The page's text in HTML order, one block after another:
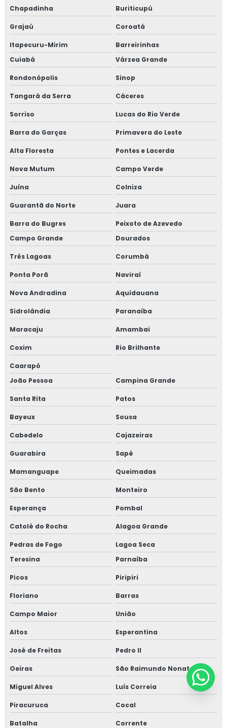
Chapadinha Buriticupú
Grajaú Coroatá
Itapecuru-Mirim
Barreirinhas
Cuiabá
Várzea Grande
Rondonópolis Sinop
Tangará da Serra Cáceres
Sorriso Lucas do Rio Verde
Barra do Garças Primavera do Leste
Alta Floresta Pontes e Lacerda
Nova Mutum Campo Verde
Juína Colniza
Guarantã do Norte Juara
Barra do Bugres
Peixoto de Azevedo
Campo Grande
Dourados
Três Lagoas Corumbá
Ponta Porã Naviraí
Nova Andradina Aquidauana
Sidrolândia Paranaíba
Maracaju Amambai
Coxim Rio Brilhante
Caarapó
João Pessoa
Campina Grande
Santa Rita Patos
Bayeux Sousa
Cabedelo Cajazeiras
Guarabira Sapé
Mamanguape Queimadas
São Bento Monteiro
Esperança Pombal
Catolé do Rocha Alagoa Grande
Pedras de Fogo
Lagoa Seca
Teresina
Parnaíba
Picos Piripiri
Floriano Barras
Campo Maior União
Altos Esperantina
José de Freitas Pedro II
Oeiras São Raimundo Nonato
Miguel Alves Luís Correia
Piracuruca Cocal
Batalha Corrente